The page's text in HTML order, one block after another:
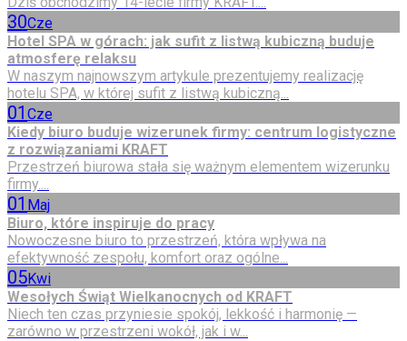
30Cze
Hotel SPA w górach: jak sufit z listwą kubiczną buduje
atmosferę relaksu
W naszym najnowszym artykule prezentujemy realizację
hotelu SPA, w której sufit z listwą kubiczną...
01 Cze
Kiedy biuro buduje wizerunek firmy: centrum logistyczne
z rozwiązaniami KRAFT
Przestrzeń biurowa stała się ważnym elementem wizerunku
firmy....
01 Maj
Biuro, które inspiruje do pracy
Nowoczesne biuro to przestrzeń, która wpływa na
efektywność zespołu, komfort oraz ogólne...
05Kwi
Wesołych Świąt Wielkanocnych od KRAFT
Niech ten czas przyniesie spokój, lekkość i harmonię —
zarówno w przestrzeni wokół, jak i w...